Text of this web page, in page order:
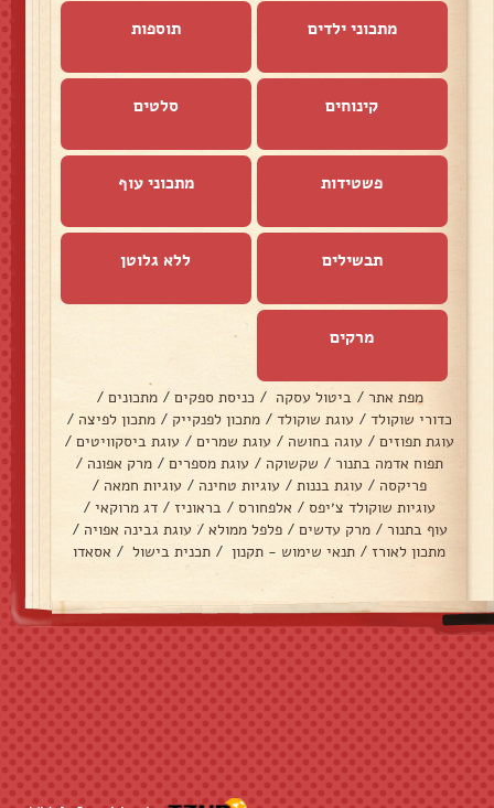
מתכוני ילדים תוספות
קינוחים סלטים
פשטידות מתכוני עוף
תבשילים ללא גלוטן
מרקים
מפת אתר / ביטול עסקה / כניסת ספקים / מתכונים /
כדורי שוקולד / עוגת שוקולד / מתכון לפנקייק / מתכון לפיצה /
עוגת תפוזים / עוגה בחושה / עוגת שמרים / עוגת ביסקוויטים /
תפוח אדמה בתנור / שקשוקה / עוגת מספרים / מרק אפונה /
פריקסה / עוגת בננות / עוגיות טחינה / עוגיות חמאה /
עוגיות שוקולד צ׳יפס / אלפחורס / בראוניז / דג מרוקאי /
עוף בתנור / מרק עדשים / פלפל ממולא / עוגת גבינה אפויה /
מתכון לאורז / תנאי שימוש - תקנון / תכנית בישול / אסאדו